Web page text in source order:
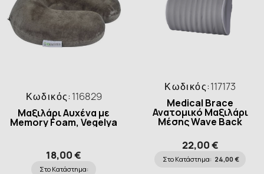
Κωδικός: 116829
Μαξιλάρι Αυχένα με
Memory Foam, Vegelya
18,00 €
Στο Κατάστημα:
Κωδικός:117173
Medical Brace
Ανατομικό Μαξιλάρι
Μέσης Wave Back
22,00 €
Στο Κατάστημα: 24,00 €